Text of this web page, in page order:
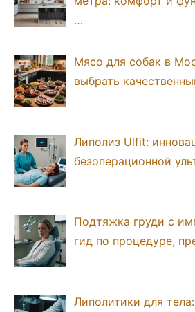
…
Мясо для собак в
выбрать
Липолиз Ulfit:
безоперационной
Подтяжка груди с
гид по процедуре,
Липолитики для